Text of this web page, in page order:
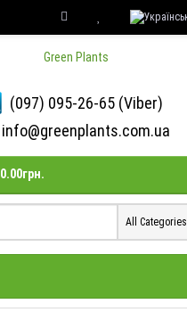
(097) 095-26-65 (Viber)
info@greenplants.com.ua
0.00грн.
All Categories